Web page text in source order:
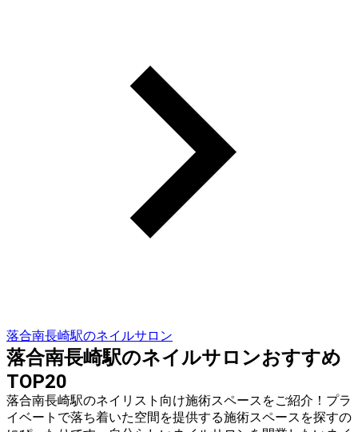
落合南長崎駅のネイルサロン
落合南長崎駅のネイルサロンおすすめ
TOP20
落合南長崎駅のネイリスト向け施術スペースをご紹介！プラ
イベートで落ち着いた空間を提供する施術スペースを探すの